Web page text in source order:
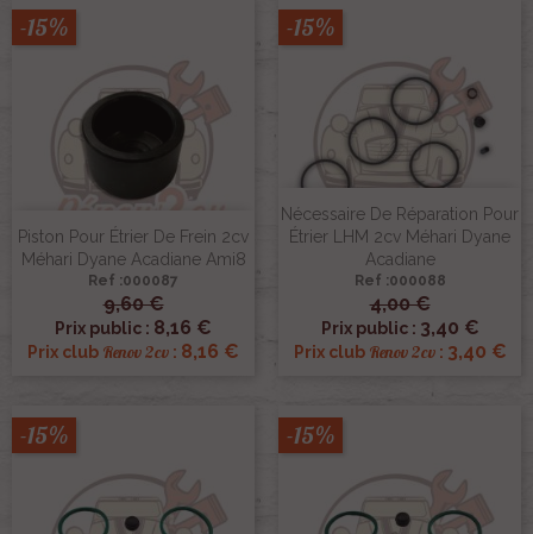
Piston Pour Étrier De Frein 2cv
Méhari Dyane Acadiane Ami8
Ref :000087
9,60 €
Prix public : 8,16 €
Prix club Renov 2cv : 8,16 €
-15%
Nécessaire De Réparation Pour
Étrier LHM 2cv Méhari Dyane
Acadiane
Ref :000088
4,00 €
Prix public : 3,40 €
Prix club Renov 2cv: 3,40 €
-15%
-15% -15%